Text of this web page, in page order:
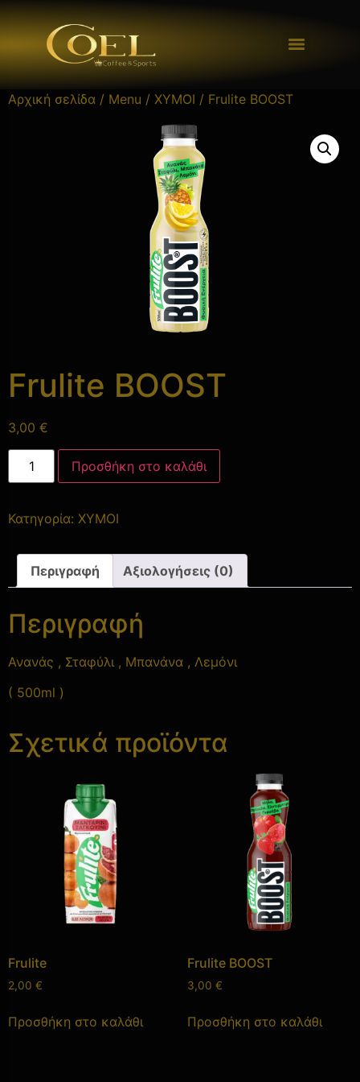
Αρχική σελίδα / Menu / ΧΥΜΟΙ / Frulite BOOST
Frulite BOOST
3,00 €
Προσθήκη στο καλάθι
Κατηγορία: ΧΥΜΟΙ
Περιγραφή Αξιολογήσεις (0)
Περιγραφή
Ανανάς , Σταφύλι , Μπανάνα , Λεμόνι
( 500ml )
Σχετικά προϊόντα
Frulite
2,00 €
Προσθήκη στο καλάθι
Frulite BOOST
3,00 €
Προσθήκη στο καλάθι